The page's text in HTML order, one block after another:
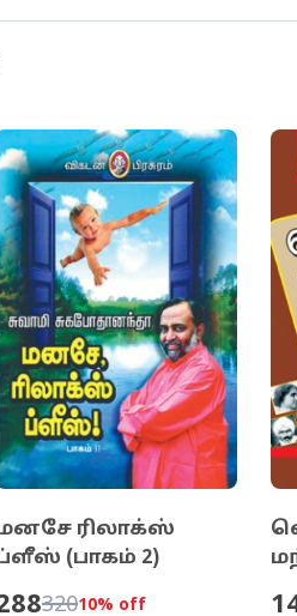
நம்முடைய வாழ்க்கையும்
சவால்களை
யுக்தியாகவும் இந்த நூல்
ரிலாக்ஸ்
(பாகம் 2)
32010% off